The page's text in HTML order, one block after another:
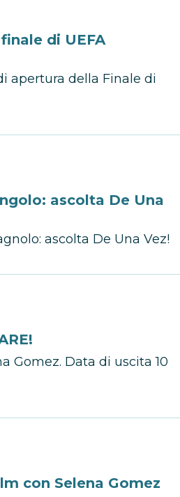
di UEFA
apertura della Finale di
ascolta De Una
ascolta De Una Vez!
Gomez. Data di uscita 10
con Selena Gomez